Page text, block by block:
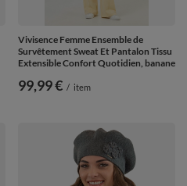
Vivisence Femme Ensemble de
Survêtement Sweat Et Pantalon Tissu
Extensible Confort Quotidien, banane
99,99 € / item